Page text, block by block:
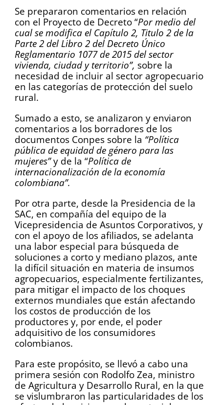
Se prepararon comentarios en relación
con el Proyecto de Decreto “Por medio del
cual se modifica el Capítulo 2, Titulo 2 de la
Parte 2 del Libro 2 del Decreto Único
Reglamentario 1077 de 2015 del sector
vivienda, ciudad y territorio”, sobre la
necesidad de incluir al sector agropecuario
en las categorías de protección del suelo
rural.
Sumado a esto, se analizaron y enviaron
comentarios a los borradores de los
documentos Conpes sobre la “Política
pública de equidad de género para las
mujeres”y de la “Política de
internacionalización de la economía
colombiana”.
Por otra parte, desde la Presidencia de la
SAC, en compañía del equipo de la
Vicepresidencia de Asuntos Corporativos, y
con el apoyo de los afiliados, se adelanta
una labor especial para búsqueda de
soluciones a corto y mediano plazos, ante
la difícil situación en materia de insumos
agropecuarios, especialmente fertilizantes,
para mitigar el impacto de los choques
externos mundiales que están afectando
los costos de producción de los
productores y, por ende, el poder
adquisitivo de los consumidores
colombianos.
Para este propósito, se llevó a cabo una
primera sesión con Rodolfo Zea, ministro
de Agricultura y Desarrollo Rural, en la que
se vislumbraron las particularidades de los